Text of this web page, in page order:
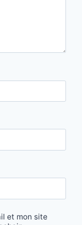
et mon site